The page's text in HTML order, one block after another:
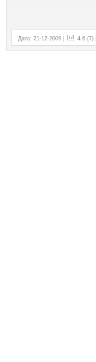
Дата: 21-12-2009 | 4.6 (7) |